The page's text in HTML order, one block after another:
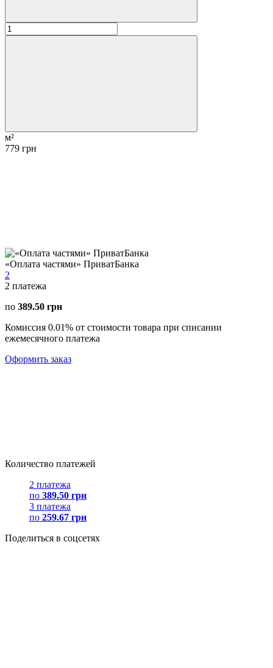
м²
779 грн
«Оплата частями» ПриватБанка
2
2 платежа
по 389.50 грн
Комиссия 0.01% от стоимости товара при списании
ежемесячного платежа
Оформить заказ
Количество платежей
2 платежа
по 389.50 грн
3 платежа
по 259.67 грн
Поделиться в соцсетях